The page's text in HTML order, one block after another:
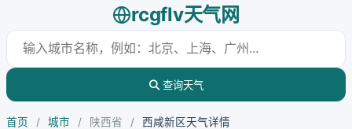
rcgflv天气网
查询天气
首页 / 城市 / 陕西省 / 西咸新区天气详情